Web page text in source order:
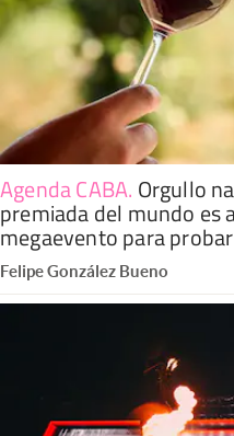
Agenda CABA. Orgullo
premiada del mundo es
megaevento para
Felipe González Bueno